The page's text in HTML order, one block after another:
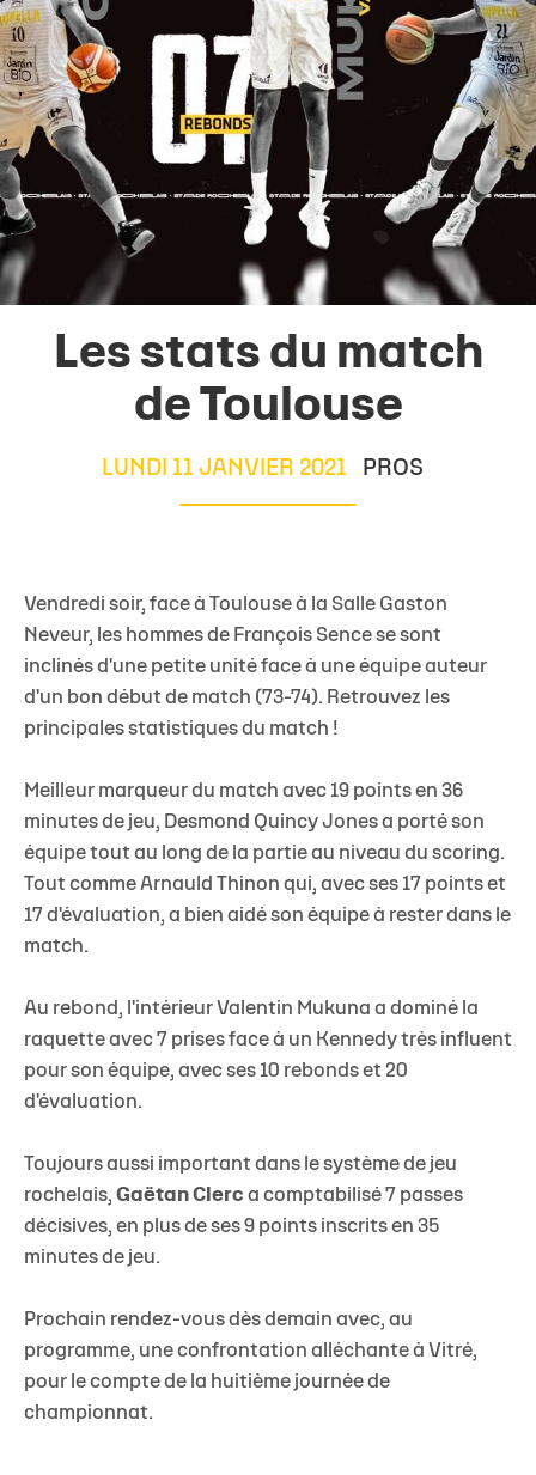
Les stats du match
de Toulouse
LUNDI 11 JANVIER 2021 PROS
Vendredi soir, face à Toulouse à la Salle Gaston
Neveur, les hommes de François Sence se sont
inclinés d'une petite unité face à une équipe auteur
d'un bon début de match (73-74). Retrouvez les
principales statistiques du match !
Meilleur marqueur du match avec 19 points en 36
minutes de jeu, Desmond Quincy Jones a porté son
équipe tout au long de la partie au niveau du scoring.
Tout comme Arnauld Thinon qui, avec ses 17 points et
17 d'évaluation, a bien aidé son équipe à rester dans le
match.
Au rebond, l'intérieur Valentin Mukuna a dominé la
raquette avec 7 prises face à un Kennedy très influent
pour son équipe, avec ses 10 rebonds et 20
d'évaluation.
Toujours aussi important dans le système de jeu
rochelais, Gaëtan Clerc a comptabilisé 7 passes
décisives, en plus de ses 9 points inscrits en 35
minutes de jeu.
Prochain rendez-vous dès demain avec, au
programme, une confrontation alléchante à Vitré,
pour le compte de la huitième journée de
championnat.